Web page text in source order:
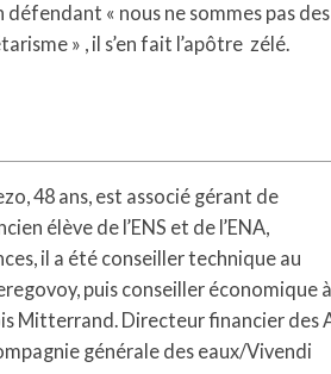
défendant « nous ne sommes pas des
» , il s’en fait l’apôtre zélé.
48 ans, est associé gérant de
élève de l’ENS et de l’ENA,
il a été conseiller technique au
puis conseiller économique à
Mitterrand. Directeur financier des
générale des eaux/Vivendi